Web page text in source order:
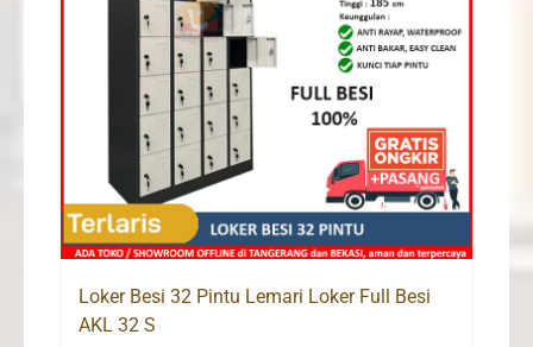
Loker Besi 32 Pintu Lemari Loker Full Besi
AKL 32 S